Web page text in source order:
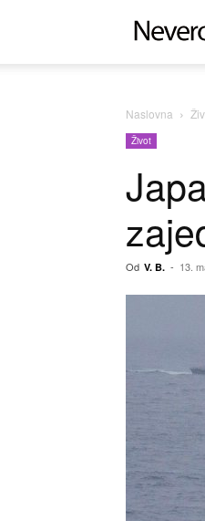
Naslovna
Život
Od V. B. - 13.